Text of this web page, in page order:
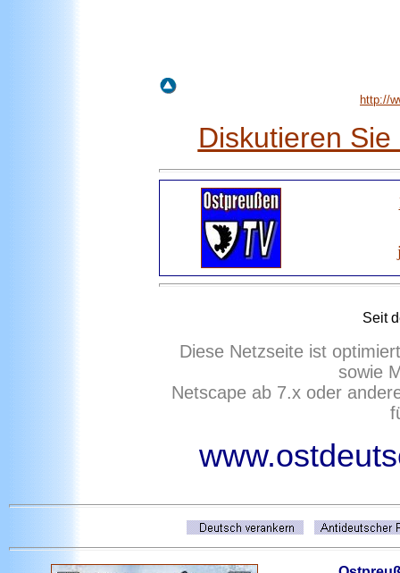
http://
Diskutieren
Seit
Diese Netzseite ist
sowie
Netscape ab 7.x oder